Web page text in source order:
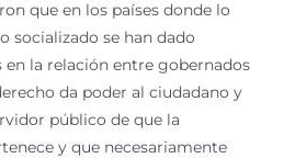
que en los países donde lo
socializado se han dado
la relación entre gobernados
da poder al ciudadano y
público de que la
y que necesariamente